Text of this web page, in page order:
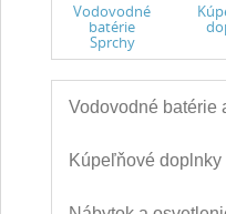
Vodovodné
batérie
Sprchy
Vodovodné batérie
Kúpeľňové doplnky